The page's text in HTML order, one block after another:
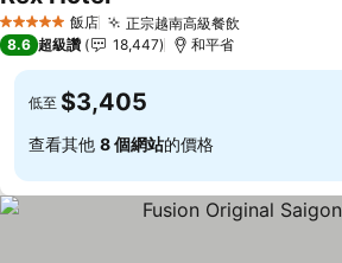
5 星級 飯店 正宗越南高級餐飲查看價格
查看價格
8.6 超級讚 18,447 和平省
低至 $3,405
查看其他 8 個網站的價格